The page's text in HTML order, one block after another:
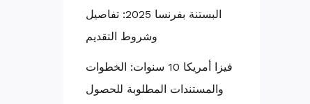
البستنة بفرنسا 2025: تفاصيل
وشروط التقديم
فيزا أمريكا 10 سنوات: الخطوات
والمستندات المطلوبة للحصول